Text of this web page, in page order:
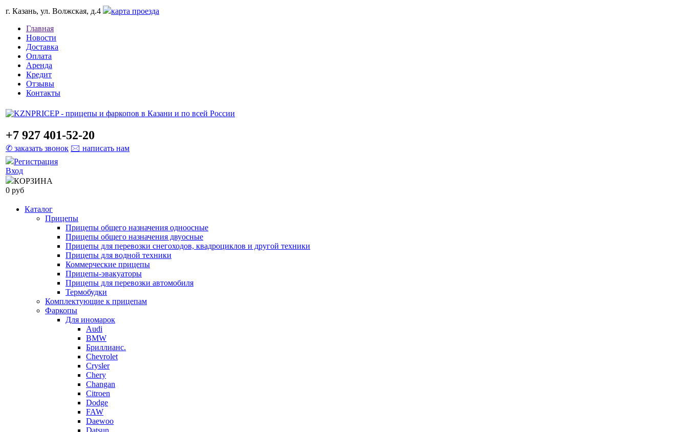
г. Казань, ул. Волжская, д.4
карта проезда
Главная
Новости
Доставка
Оплата
Аренда
Кредит
Отзывы
Контакты
+7 927 401-52-20
✆ заказать звонок 🖂 написать нам
Регистрация
Вход
КОРЗИНА
0 руб
Каталог
Прицепы
Прицепы общего назначения одноосные
Прицепы общего назначения двуосные
Прицепы для перевозки снегоходов, квадроциклов и другой техники
Прицепы для водной техники
Коммерческие прицепы
Прицепы-эвакуаторы
Прицепы для перевозки автомобиля
Термобудки
Комплектующие к прицепам
Фаркопы
Для иномарок
Audi
BMW
Бриллианс.
Chevrolet
Crysler
Chery
Changan
Citroen
Dodge
FAW
Daewoo
Datsun